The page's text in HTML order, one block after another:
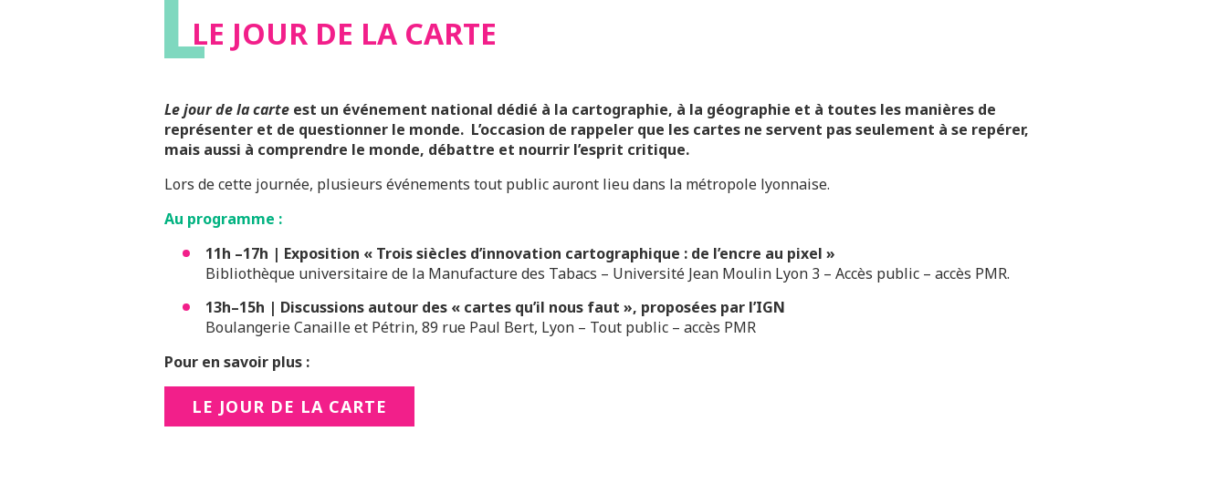
LE JOUR DE LA CARTE
Le jour de la carte est un événement national dédié à la cartographie, à la géographie et à toutes les manières de
représenter et de questionner le monde. L’occasion de rappeler que les cartes ne servent pas seulement à se repérer,
mais aussi à comprendre le monde, débattre et nourrir l’esprit critique.
Lors de cette journée, plusieurs événements tout public auront lieu dans la métropole lyonnaise.
Au programme :
11h –17h | Exposition « Trois siècles d’innovation cartographique : de l’encre au pixel »
Bibliothèque universitaire de la Manufacture des Tabacs – Université Jean Moulin Lyon 3 – Accès public – accès PMR.
13h–15h | Discussions autour des « cartes qu’il nous faut », proposées par l’IGN
Boulangerie Canaille et Pétrin, 89 rue Paul Bert, Lyon – Tout public – accès PMR
Pour en savoir plus :
LE JOUR DE LA CARTE